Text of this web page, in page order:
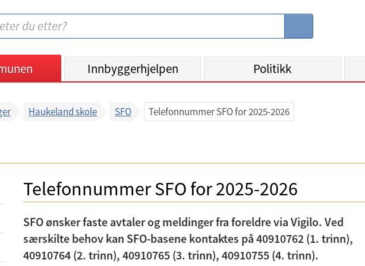
S
Innbyggerhjelpen Politikk
Haukeland skole SFO Telefonnummer SFO for 2025-2026
Telefonnummer SFO for 2025-2026
SFO ønsker faste avtaler og meldinger fra foreldre via Vigilo. Ved
særskilte behov kan SFO-basene kontaktes på 40910762 (1. trinn),
40910764 (2. trinn), 40910765 (3. trinn), 40910755 (4. trinn).